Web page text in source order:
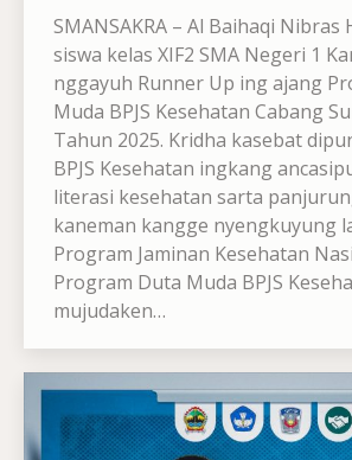
SMANSAKRA – Al Baihaqi Nibras
siswa kelas XIF2 SMA Negeri 1
nggayuh Runner Up ing ajang
Muda BPJS Kesehatan Cabang
Tahun 2025. Kridha kasebat
BPJS Kesehatan ingkang
literasi kesehatan sarta
kaneman kangge nyengkuyung
Program Jaminan Kesehatan
Program Duta Muda BPJS
mujudaken…